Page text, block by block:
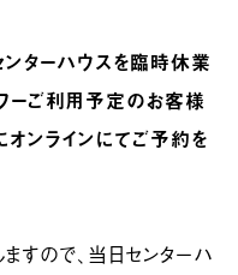
ターハウスを臨時休業
ーご利用予定のお客様
ンラインにてご予約を
すので、当日センターハ